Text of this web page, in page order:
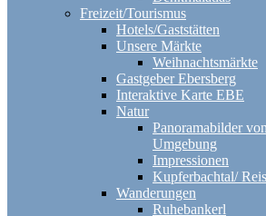
Freizeit/Tourismus
Hotels/Gaststätten
Unsere Märkte
Weihnachtsmärkte
Gastgeber Ebersberg
Interaktive Karte EBE
Natur
Panoramabilder
Umgebung
Impressionen
Kupferbachtal/
Wanderungen
Ruhebankerl